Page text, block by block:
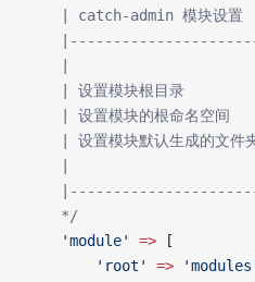
    | catch-admin 模块设置
    | 设置模块根目录
    | 设置模块的根命名空间
| 设置模块默认生成的文件
    */
    'module'
=> [
        'root'
=>